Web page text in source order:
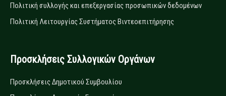
Πολιτική συλλογής και επεξεργασίας προσωπικών δεδομένων
Πολιτική Λειτουργίας Συστήματος Βιντεοεπιτήρησης
Προσκλήσεις Συλλογικών Οργάνων
Προσκλήσεις Δημοτικού Συμβουλίου